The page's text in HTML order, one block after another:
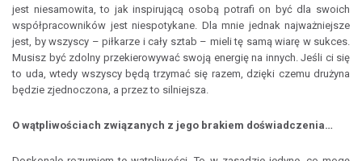
jest niesamowita, to jak inspirującą osobą potrafi on być dla swoich
współpracowników jest niespotykane. Dla mnie jednak najważniejsze
jest, by wszyscy – piłkarze i cały sztab – mieli tę samą wiarę w sukces.
Musisz być zdolny przekierowywać swoją energię na innych. Jeśli ci się
to uda, wtedy wszyscy będą trzymać się razem, dzięki czemu drużyna
będzie zjednoczona, a przez to silniejsza.
O wątpliwościach związanych z jego brakiem doświadczenia…